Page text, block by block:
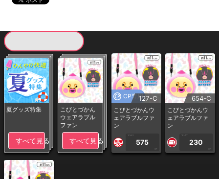
夏グッズ特集
すべて見る
こびとづかん
ウェアラブル
ファン
すべて見る
CP専用127-C
こびとづかんウ
ェアラブルファ
ン
1PLAY
575
CP
654-C
こびとづかんウ
ェアラブルファ
ン
1PLAY
230
CP